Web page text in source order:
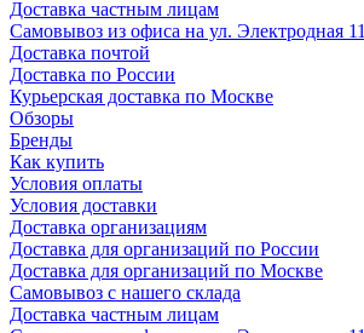
Доставка частным лицам
Самовывоз из офиса на ул. Электродная 11
Доставка почтой
Доставка по России
Курьерская доставка по Москве
Обзоры
Бренды
Как купить
Условия оплаты
Условия доставки
Доставка организациям
Доставка для организаций по России
Доставка для организаций по Москве
Самовывоз с нашего склада
Доставка частным лицам